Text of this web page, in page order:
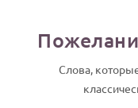
Слова,